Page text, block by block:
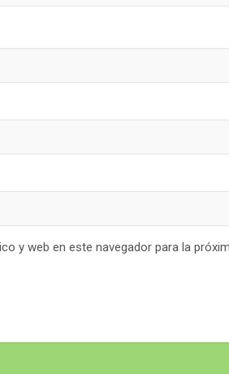
y web en este navegador para la